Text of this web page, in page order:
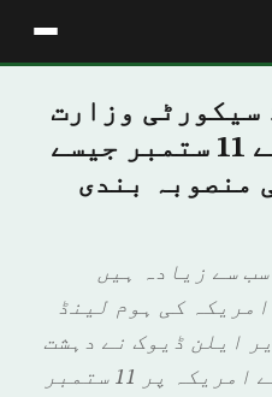
سیکورٹی وزارت
نے داعش کی طرف سے 11 ستمبر جیسے
منصوبہ بندی
سے زیادہ ہیں
کی ہوم لینڈ
ایلن ڈیوک نے دہشت
گرد جماعتوں کی طرف سے امریکہ پر 11 ستمبر